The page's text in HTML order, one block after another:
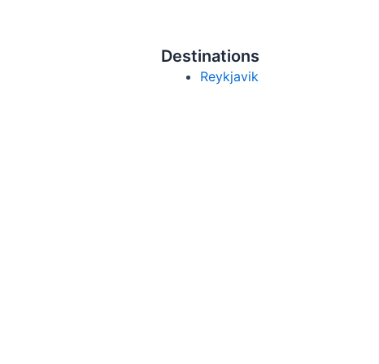
Destinations
Reykjavik